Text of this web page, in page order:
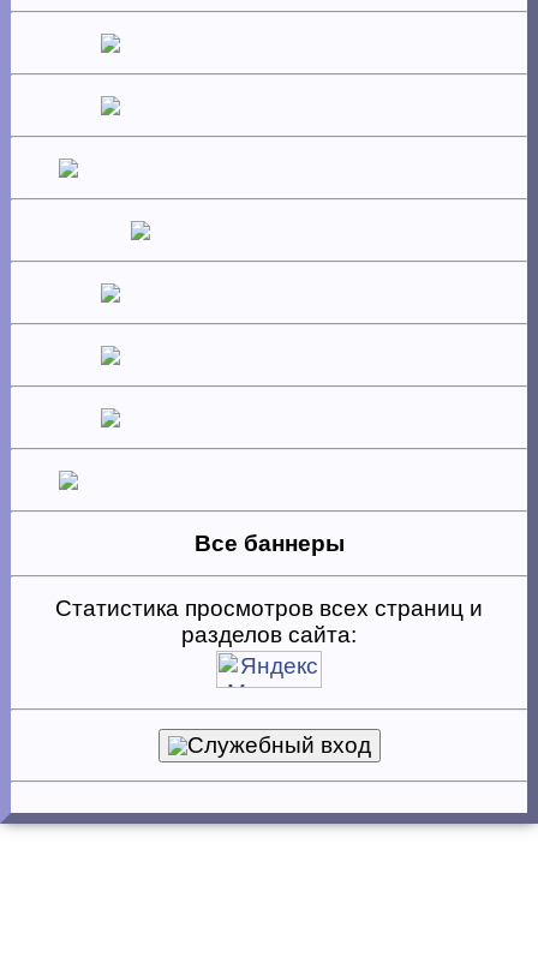
Все баннеры
Статистика просмотров всех страниц и
разделов сайта:
Служебный вход